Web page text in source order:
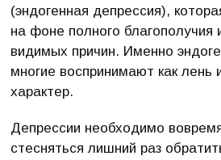
(эндогенная депрессия),
на фоне полного благополучия
видимых причин. Именно
многие воспринимают как лень
характер.
Депрессии необходимо
стесняться лишний раз